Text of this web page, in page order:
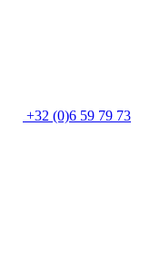
+32 (0)6 59 79 73